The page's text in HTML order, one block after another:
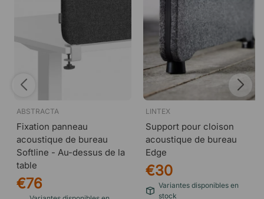
intelligente pour un environnement de travail plus
structuré et mieux isolé.
ABSTRACTA
Fixation panneau
acoustique de bureau
Softline - Au-dessus de la
table
€76
LINTEX
Support pour cloison
acoustique de bureau
Edge
€30
Variantes disponibles en
stock